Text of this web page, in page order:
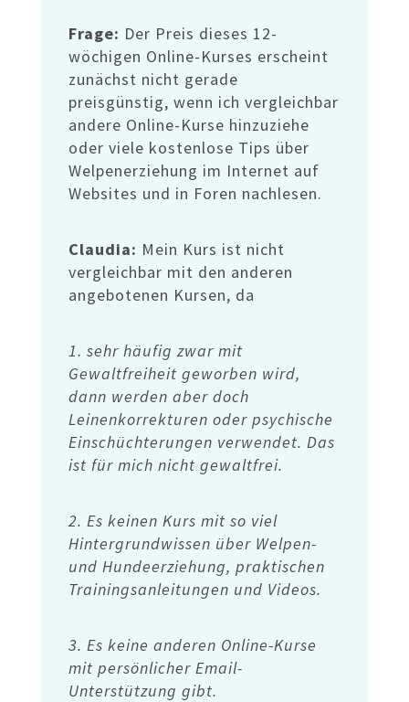
Frage: Der Preis dieses 12-
wöchigen Online-Kurses erscheint
zunächst nicht gerade
preisgünstig, wenn ich vergleichbar
andere Online-Kurse hinzuziehe
oder viele kostenlose Tips über
Welpenerziehung im Internet auf
Websites und in Foren nachlesen.
Claudia: Mein Kurs ist nicht
vergleichbar mit den anderen
angebotenen Kursen, da
1. sehr häufig zwar mit
Gewaltfreiheit geworben wird,
dann werden aber doch
Leinenkorrekturen oder psychische
Einschüchterungen verwendet. Das
ist für mich nicht gewaltfrei.
2. Es keinen Kurs mit so viel
Hintergrundwissen über Welpen-
und Hundeerziehung, praktischen
Trainingsanleitungen und Videos.
3. Es keine anderen Online-Kurse
mit persönlicher Email-
Unterstützung gibt.